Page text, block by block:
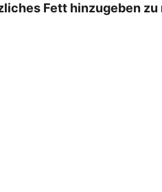
Fett hinzugeben zu